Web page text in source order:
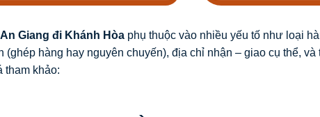
Giang đi Khánh Hòa phụ thuộc vào nhiều yếu tố như loại
(ghép hàng hay nguyên chuyến), địa chỉ nhận – giao cụ thể,
tham khảo: